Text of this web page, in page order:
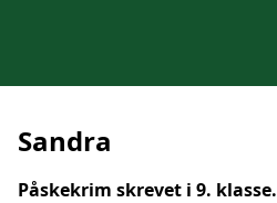
Sandra
Påskekrim skrevet i 9. klasse.